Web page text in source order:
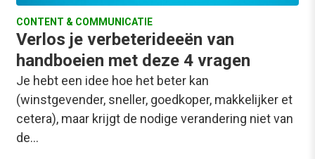
CONTENT & COMMUNICATIE
Verlos je verbeterideeën van
handboeien met deze 4 vragen
Je hebt een idee hoe het beter kan
(winstgevender, sneller, goedkoper, makkelijker et
cetera), maar krijgt de nodige verandering niet van
de…